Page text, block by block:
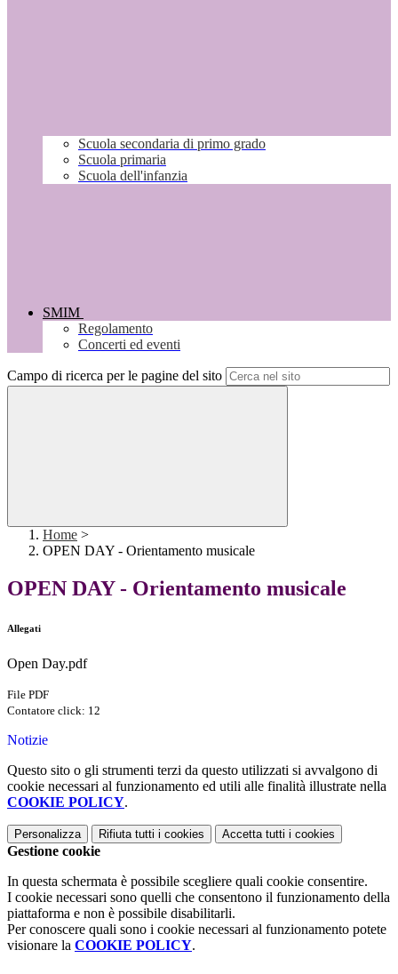
Scuola secondaria di primo grado
Scuola primaria
Scuola dell'infanzia
SMIM
Regolamento
Concerti ed eventi
Campo di ricerca per le pagine del sito
Home >
OPEN DAY - Orientamento musicale
OPEN DAY - Orientamento musicale
Allegati
Open Day.pdf
File PDF
Contatore click: 12
Notizie
Questo sito o gli strumenti terzi da questo utilizzati si avvalgono di
cookie necessari al funzionamento ed utili alle finalità illustrate nella
COOKIE POLICY.
Personalizza Rifiuta tutti i cookies Accetta tutti i cookies
Gestione cookie
In questa schermata è possibile scegliere quali cookie consentire.
I cookie necessari sono quelli che consentono il funzionamento della
piattaforma e non è possibile disabilitarli.
Per conoscere quali sono i cookie necessari al funzionamento potete
visionare la COOKIE POLICY.